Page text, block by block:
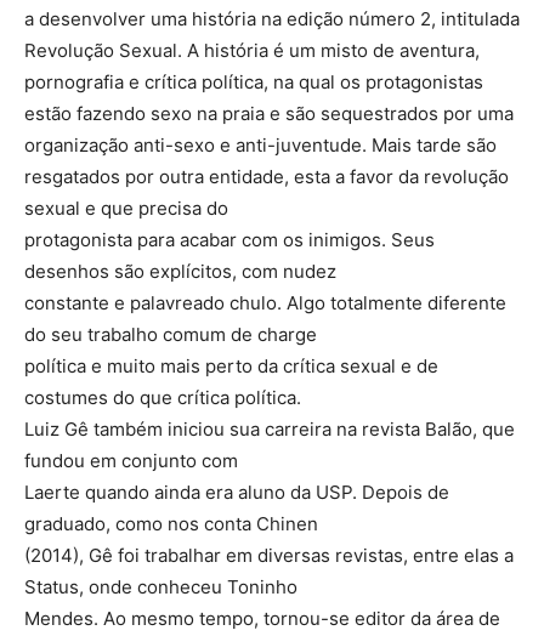
a desenvolver uma história na edição número 2, intitulada
Revolução Sexual. A história é um misto de aventura,
pornografia e crítica política, na qual os protagonistas
estão fazendo sexo na praia e são sequestrados por uma
organização anti-sexo e anti-juventude. Mais tarde são
resgatados por outra entidade, esta a favor da revolução
sexual e que precisa do
protagonista para acabar com os inimigos. Seus
desenhos são explícitos, com nudez
constante e palavreado chulo. Algo totalmente diferente
do seu trabalho comum de charge
política e muito mais perto da crítica sexual e de
costumes do que crítica política.
Luiz Gê também iniciou sua carreira na revista Balão, que
fundou em conjunto com
Laerte quando ainda era aluno da USP. Depois de
graduado, como nos conta Chinen
(2014), Gê foi trabalhar em diversas revistas, entre elas a
Status, onde conheceu Toninho
Mendes. Ao mesmo tempo, tornou-se editor da área de